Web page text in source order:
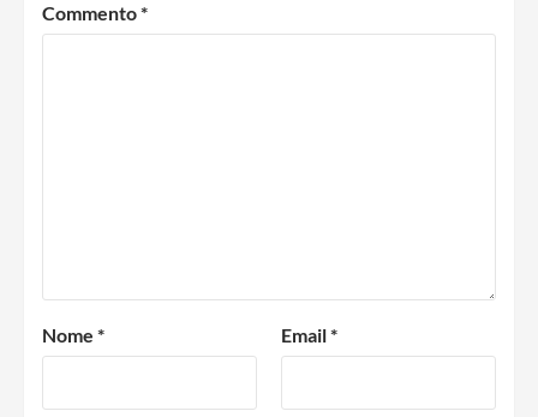
Commento*
Nome * Email*